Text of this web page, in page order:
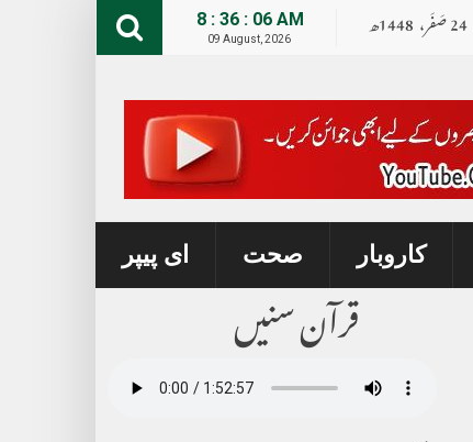
8 : 36 : 07 AM
09 August, 2026 24صــَــفــَــر،1448ھ
کاروبار صحت ای پیپر
قرآن سنیں